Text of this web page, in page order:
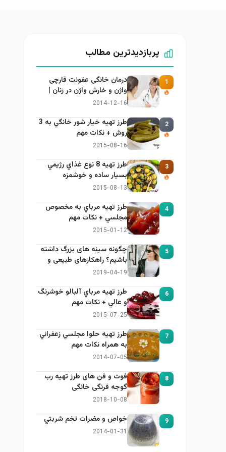
پربازدیدترین مطالب
1
درمان خانگی عفونت قارچی
واژن و خارش واژن در زنان |
راهنمای کامل، ایمن و کاربردی
2014-12-16
2
طرز تهيه خیار شور خانگي به 3
روش + نكات مهم
2015-08-16
3
طرز تهيه 8 نوع غذاي رژيمي
بسيار ساده و خوشمزه
2015-08-13
4
طرز تهيه مرباي به مخصوص
مجلسي + نكات مهم
2015-01-12
5
چگونه سینه های بزرگ داشته
باشیم؟ راهکارهای طبیعی و
خانگی برای بزرگ کردن سینه
2019-04-19
6
طرز تهيه مرباي آلبالو خوشرنگ
و عالي + نكات مهم
2015-07-25
7
طرز تهيه حلوا مجلسي زعفراني
به همراه نكات مهم
2014-07-05
8
فوت و فن های طرز تهیه رب
گوجه فرنگی خانگی
2018-10-08
9 خواص و مضرات تخم شربتي
2014-01-31